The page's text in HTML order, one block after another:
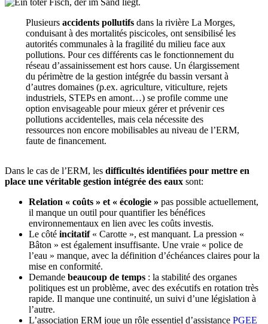
Plusieurs accidents pollutifsdans la rivière La Morges,
conduisant à des mortalités piscicoles, ont sensibilisé les
autorités communales à la fragilité du milieu face aux
pollutions. Pour ces différents cas le fonctionnement du
réseau d’assainissement est hors cause. Un élargissement
du périmètre de la gestion intégrée du bassin versant à
d’autres domaines (p.ex. agriculture, viticulture, rejets
industriels, STEPs en amont…) se profile comme une
option envisageable pour mieux gérer et prévenir ces
pollutions accidentelles, mais cela nécessite des
ressources non encore mobilisables au niveau de l’ERM,
faute de financement.
Dans le cas de l’ERM, les difficultés identifiées pour mettre en
place une véritable gestion intégrée des eaux sont:
Relation « coûts » et « écologie » pas possible actuellement,
il manque un outil pour quantifier les bénéfices
environnementaux en lien avec les coûts investis.
Le côté incitatif« Carotte », est manquant. La pression «
Bâton » est également insuffisante. Une vraie « police de
l’eau » manque, avec la définition d’échéances claires pour la
mise en conformité.
Demande beaucoup de temps : la stabilité des organes
politiques est un problème, avec des exécutifs en rotation très
rapide. Il manque une continuité, un suivi d’une législation à
l’autre.
L’association ERM joue un rôle essentiel d’assistance PGEE